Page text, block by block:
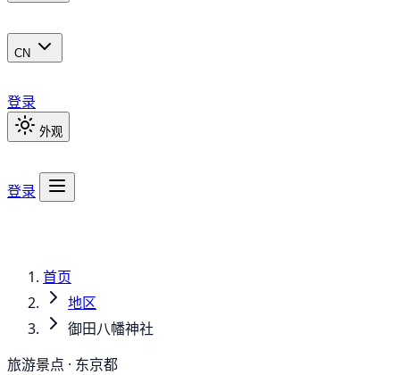
CN
登录
外观
登录
首页
地区
御田八幡神社
旅游景点 · 东京都